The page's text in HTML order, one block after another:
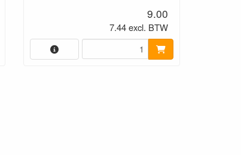
9.00
7.44 excl. BTW